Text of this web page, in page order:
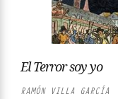
El Terror soy yo
RAMÓN VILLA GARCÍA